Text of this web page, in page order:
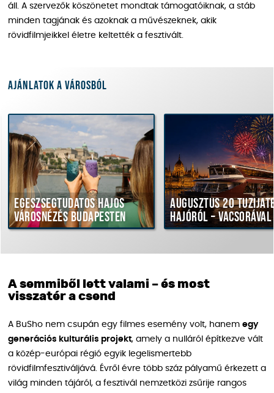
áll. A szervezők köszönetet mondtak támogatóiknak, a stáb
minden tagjának és azoknak a művészeknek, akik
rövidfilmjeikkel életre keltették a fesztivált.
Ajánlatok a városból
Egészségtudatos hajós
városnézés Budapesten
Augusztus 20
hajóról – vacsorával
A semmiből lett valami – és most
visszatér a csend
A BuSho nem csupán egy filmes esemény volt, hanem egy
generációs kulturális projekt, amely a nulláról építkezve vált
a közép-európai régió egyik legelismertebb
rövidfilmfesztiváljává. Évről évre több száz pályamű érkezett a
világ minden tájáról, a fesztivál nemzetközi zsűrije rangos